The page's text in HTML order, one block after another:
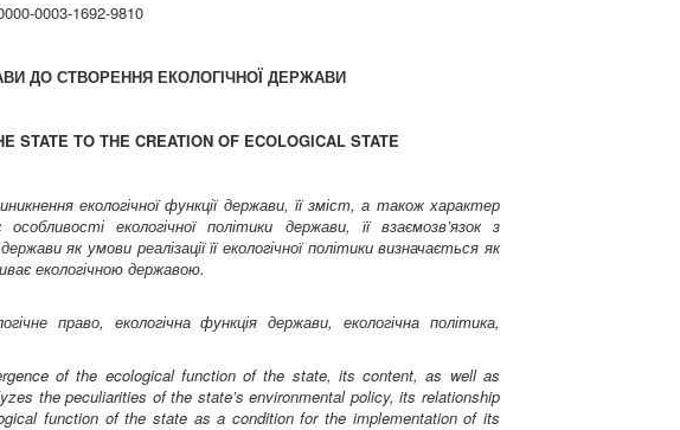
0003-1692-9810
ДО СТВОРЕННЯ ЕКОЛОГІЧНОЇ ДЕРЖАВИ
STATE TO THE CREATION OF ECOLOGICAL STATE
екологічної функції держави, її зміст, а також характер
екологічної політики держави, її взаємозв’язок з
як умови реалізації її екологічної політики визначається як
екологічною державою.
право, екологічна функція держави, екологічна політика,
of the ecological function of the state, its content, as well as
the peculiarities of the state’s environmental policy, its relationship
function of the state as a condition for the implementation of its